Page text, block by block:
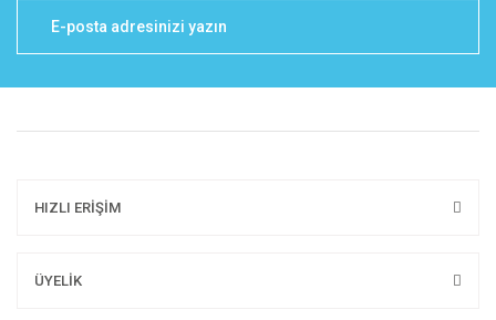
HIZLI ERİŞİM
ÜYELİK